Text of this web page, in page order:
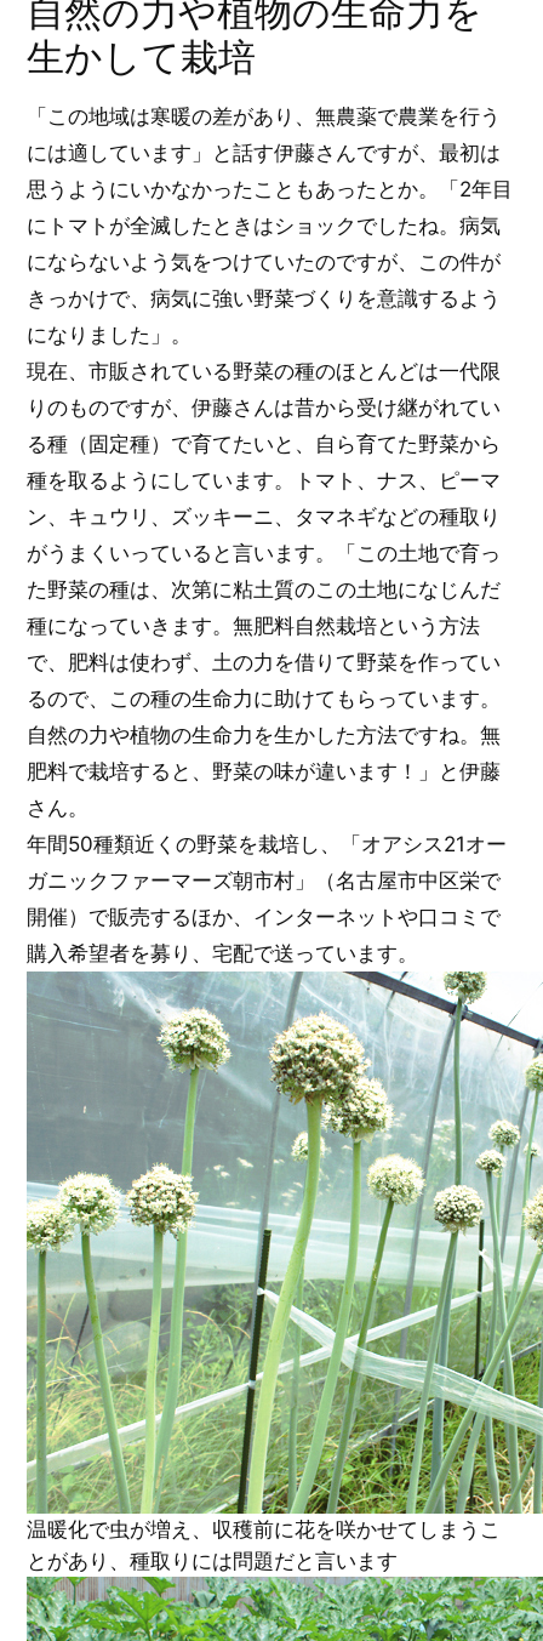
自然の力や植物の生命力を
生かして栽培
「この地域は寒暖の差があり、無農薬で農業を行う
には適しています」と話す伊藤さんですが、最初は
思うようにいかなかったこともあったとか。「2年目
にトマトが全滅したときはショックでしたね。病気
にならないよう気をつけていたのですが、この件が
きっかけで、病気に強い野菜づくりを意識するよう
になりました」。
現在、市販されている野菜の種のほとんどは一代限
りのものですが、伊藤さんは昔から受け継がれてい
る種（固定種）で育てたいと、自ら育てた野菜から
種を取るようにしています。トマト、ナス、ピーマ
ン、キュウリ、ズッキーニ、タマネギなどの種取り
がうまくいっていると言います。「この土地で育っ
た野菜の種は、次第に粘土質のこの土地になじんだ
種になっていきます。無肥料自然栽培という方法
で、肥料は使わず、土の力を借りて野菜を作ってい
るので、この種の生命力に助けてもらっています。
自然の力や植物の生命力を生かした方法ですね。無
肥料で栽培すると、野菜の味が違います！」と伊藤
さん。
年間50種類近くの野菜を栽培し、「オアシス21オー
ガニックファーマーズ朝市村」（名古屋市中区栄で
開催）で販売するほか、インターネットや口コミで
購入希望者を募り、宅配で送っています。
温暖化で虫が増え、収穫前に花を咲かせてしまうこ
とがあり、種取りには問題だと言います